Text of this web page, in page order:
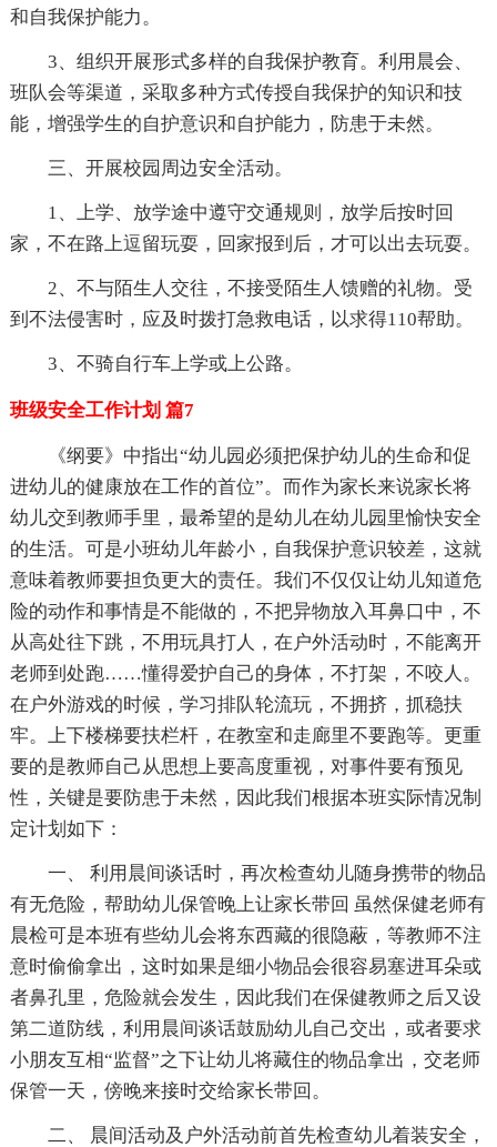
和自我保护能力。
3、组织开展形式多样的自我保护教育。利用晨会、
班队会等渠道，采取多种方式传授自我保护的知识和技
能，增强学生的自护意识和自护能力，防患于未然。
三、开展校园周边安全活动。
1、上学、放学途中遵守交通规则，放学后按时回
家，不在路上逗留玩耍，回家报到后，才可以出去玩耍。
2、不与陌生人交往，不接受陌生人馈赠的礼物。受
到不法侵害时，应及时拨打急救电话，以求得110帮助。
3、不骑自行车上学或上公路。
班级安全工作计划 篇7
《纲要》中指出“幼儿园必须把保护幼儿的生命和促
进幼儿的健康放在工作的首位”。而作为家长来说家长将
幼儿交到教师手里，最希望的是幼儿在幼儿园里愉快安全
的生活。可是小班幼儿年龄小，自我保护意识较差，这就
意味着教师要担负更大的责任。我们不仅仅让幼儿知道危
险的动作和事情是不能做的，不把异物放入耳鼻口中，不
从高处往下跳，不用玩具打人，在户外活动时，不能离开
老师到处跑……懂得爱护自己的身体，不打架，不咬人。
在户外游戏的时候，学习排队轮流玩，不拥挤，抓稳扶
牢。上下楼梯要扶栏杆，在教室和走廊里不要跑等。更重
要的是教师自己从思想上要高度重视，对事件要有预见
性，关键是要防患于未然，因此我们根据本班实际情况制
定计划如下：
一、 利用晨间谈话时，再次检查幼儿随身携带的物品
有无危险，帮助幼儿保管晚上让家长带回 虽然保健老师有
晨检可是本班有些幼儿会将东西藏的很隐蔽，等教师不注
意时偷偷拿出，这时如果是细小物品会很容易塞进耳朵或
者鼻孔里，危险就会发生，因此我们在保健教师之后又设
第二道防线，利用晨间谈话鼓励幼儿自己交出，或者要求
小朋友互相“监督”之下让幼儿将藏住的物品拿出，交老师
保管一天，傍晚来接时交给家长带回。
二、 晨间活动及户外活动前首先检查幼儿着装安全，